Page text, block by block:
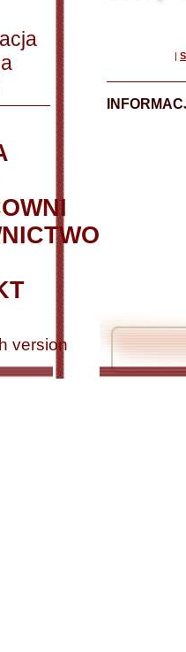
version
|